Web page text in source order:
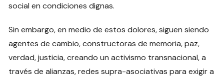
social en condiciones dignas.
Sin embargo, en medio de estos dolores, siguen siendo
agentes de cambio, constructoras de memoria, paz,
verdad, justicia, creando un activismo transnacional, a
través de alianzas, redes supra-asociativas para exigir a